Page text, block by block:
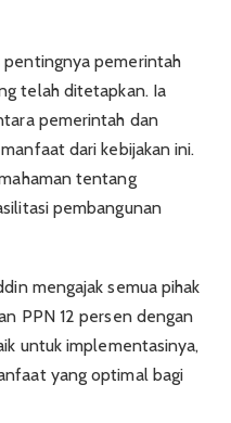
pentingnya pemerintah
telah ditetapkan. Ia
pemerintah dan
dari kebijakan ini.
tentang
pembangunan
mengajak semua pihak
PPN 12 persen dengan
untuk implementasinya,
yang optimal bagi